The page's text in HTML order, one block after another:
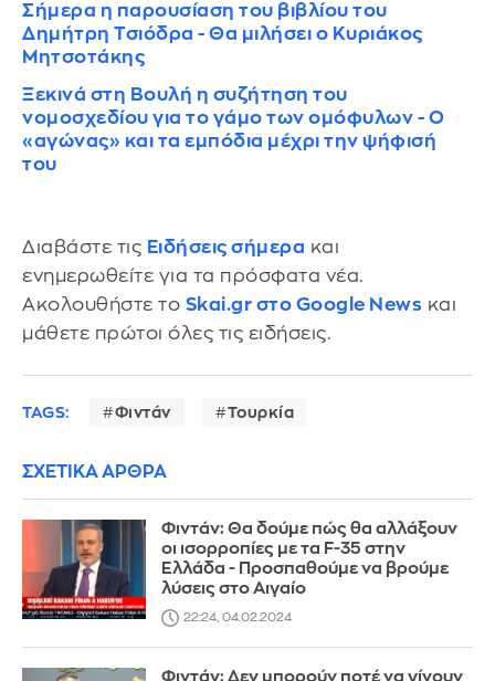
Σήμερα η παρουσίαση του βιβλίου του
Δημήτρη Τσιόδρα - Θα μιλήσει ο Κυριάκος
Μητσοτάκης
Ξεκινά στη Βουλή η συζήτηση του
νομοσχεδίου για το γάμο των ομόφυλων - Ο
«αγώνας» και τα εμπόδια μέχρι την ψήφισή
του
Διαβάστε τις Ειδήσεις σήμερα και
ενημερωθείτε για τα πρόσφατα νέα.
Ακολουθήστε το Skai.gr στο Google News και
μάθετε πρώτοι όλες τις ειδήσεις.
TAGS: Φιντάν Τουρκία
ΣΧΕΤΙΚΑ ΑΡΘΡΑ
Φιντάν: Θα δούμε πώς θα αλλάξουν
οι ισορροπίες με τα F-35 στην
Ελλάδα - Προσπαθούμε να βρούμε
λύσεις στο Αιγαίο
22:24, 04.02.2024
Φιντάν: Δεν μπορούν ποτέ να γίνουν